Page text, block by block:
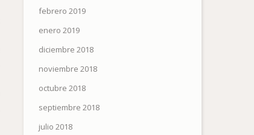
febrero 2019
enero 2019
diciembre 2018
noviembre 2018
octubre 2018
septiembre 2018
julio 2018